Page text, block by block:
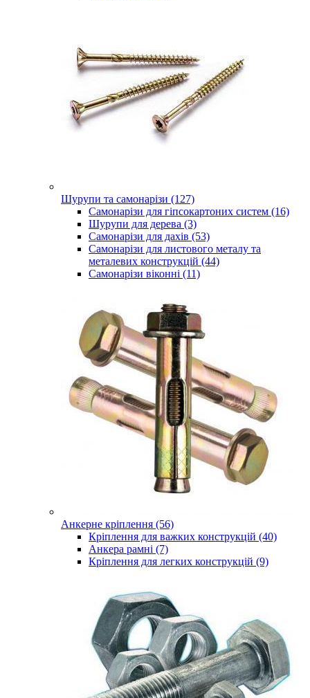
Шурупи та самонарізи (127)
Самонарізи для гіпсокартоних систем (16)
Шурупи для дерева (3)
Самонарізи для дахів (53)
Самонарізи для листового металу та
металевих конструкцій (44)
Самонарізи віконні (11)
Анкерне кріплення (56)
Кріплення для важких конструкцій (40)
Анкера рамні (7)
Кріплення для легких конструкцій (9)